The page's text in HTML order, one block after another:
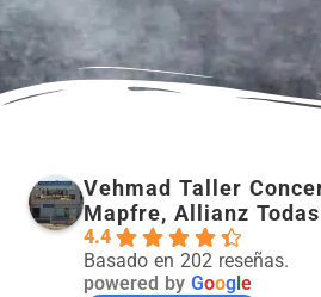
Vehmad Taller
Mapfre, Allianz
4.4
Basado en 202 reseñas.
powered by Google